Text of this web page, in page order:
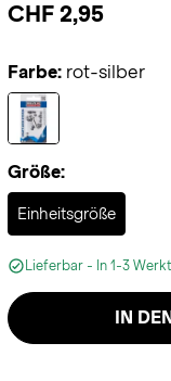
CHF 2,95
Farbe: rot-silber
Größe:
Einheitsgröße
Lieferbar - In 1-3
IN